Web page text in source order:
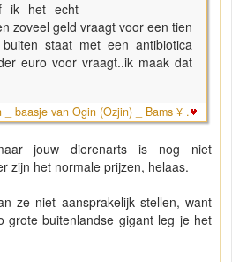
ik het echt
zoveel geld vraagt voor een tien
staat met een antibiotica
euro voor vraagt..ik maak dat
_ baasje van Ogin (Ozjin) _ Bams ¥ .
jouw dierenarts is nog niet
zijn het normale prijzen, helaas.
ze niet aansprakelijk stellen, want
grote buitenlandse gigant leg je het